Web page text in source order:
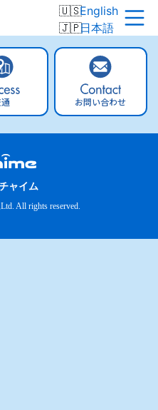
English
日本語
お問い合わせ
ャイム
All rights reserved.